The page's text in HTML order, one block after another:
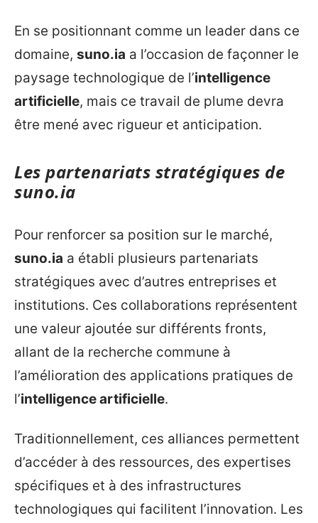
En se positionnant comme un leader dans ce
domaine, suno.ia a l’occasion de façonner le
paysage technologique de l’intelligence
artificielle, mais ce travail de plume devra
être mené avec rigueur et anticipation.
Les partenariats stratégiques de
suno.ia
Pour renforcer sa position sur le marché,
suno.ia a établi plusieurs partenariats
stratégiques avec d’autres entreprises et
institutions. Ces collaborations représentent
une valeur ajoutée sur différents fronts,
allant de la recherche commune à
l’amélioration des applications pratiques de
l’intelligence artificielle.
Traditionnellement, ces alliances permettent
d’accéder à des ressources, des expertises
spécifiques et à des infrastructures
technologiques qui facilitent l’innovation. Les